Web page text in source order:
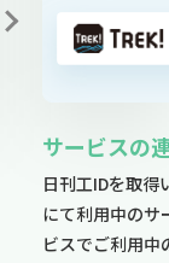
サービスの
日刊工IDを取得
にて利用中のサ
ビスでご利用中